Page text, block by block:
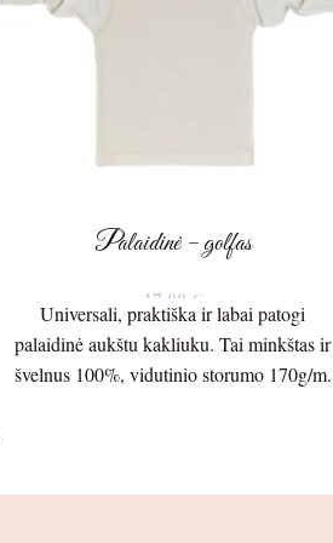
Palaidinė – golfas
17,00 €
Universali, praktiška ir labai patogi
palaidinė aukštu kakliuku. Tai minkštas ir
švelnus 100%, vidutinio storumo 170g/m.